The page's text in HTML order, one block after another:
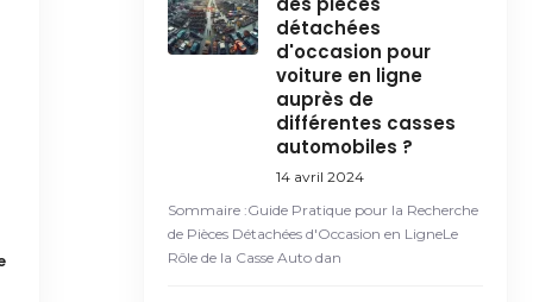
détachées
d'occasion pour
voiture en ligne
auprès de
différentes casses
automobiles ?
14 avril 2024
Sommaire :Guide Pratique pour la Recherche
de Pièces Détachées d'Occasion en LigneLe
Rôle de la Casse Auto dan